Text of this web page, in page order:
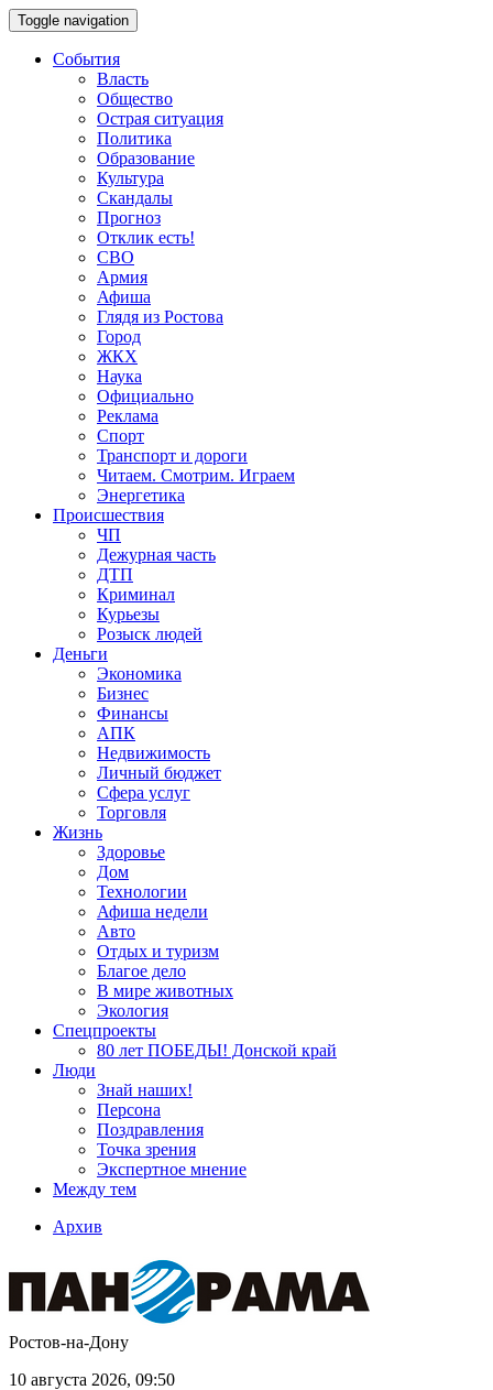
Toggle navigation
События
Власть
Общество
Острая ситуация
Политика
Образование
Культура
Скандалы
Прогноз
Отклик есть!
СВО
Армия
Афиша
Глядя из Ростова
Город
ЖКХ
Наука
Официально
Реклама
Спорт
Транспорт и дороги
Читаем. Смотрим. Играем
Энергетика
Происшествия
ЧП
Дежурная часть
ДТП
Криминал
Курьезы
Розыск людей
Деньги
Экономика
Бизнес
Финансы
АПК
Недвижимость
Личный бюджет
Сфера услуг
Торговля
Жизнь
Здоровье
Дом
Технологии
Афиша недели
Авто
Отдых и туризм
Благое дело
В мире животных
Экология
Спецпроекты
80 лет ПОБЕДЫ! Донской край
Люди
Знай наших!
Персона
Поздравления
Точка зрения
Экспертное мнение
Между тем
Архив
Ростов-на-Дону
10 августа 2026, 09:50